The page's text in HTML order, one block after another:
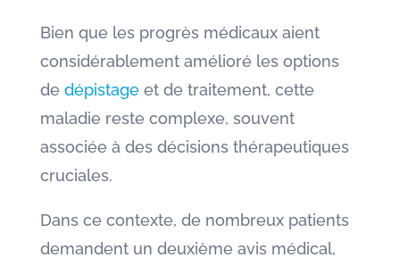
Bien que les progrès médicaux aient
considérablement amélioré les options
de dépistageet de traitement, cette
maladie reste complexe, souvent
associée à des décisions thérapeutiques
cruciales.
Dans ce contexte, de nombreux patients
demandent un deuxième avis médical,